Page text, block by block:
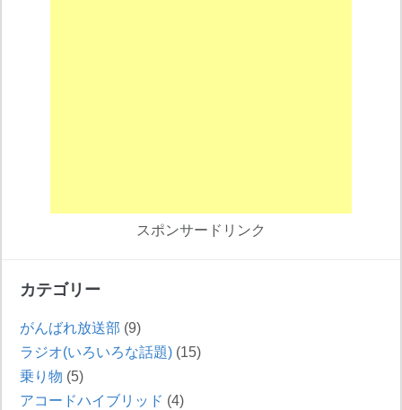
スポンサードリンク
カテゴリー
がんばれ放送部 (9)
ラジオ(いろいろな話題) (15)
乗り物 (5)
アコードハイブリッド (4)